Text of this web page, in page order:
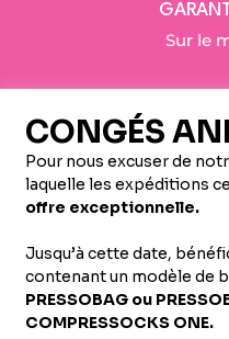
Sur le
Avis
Écrire